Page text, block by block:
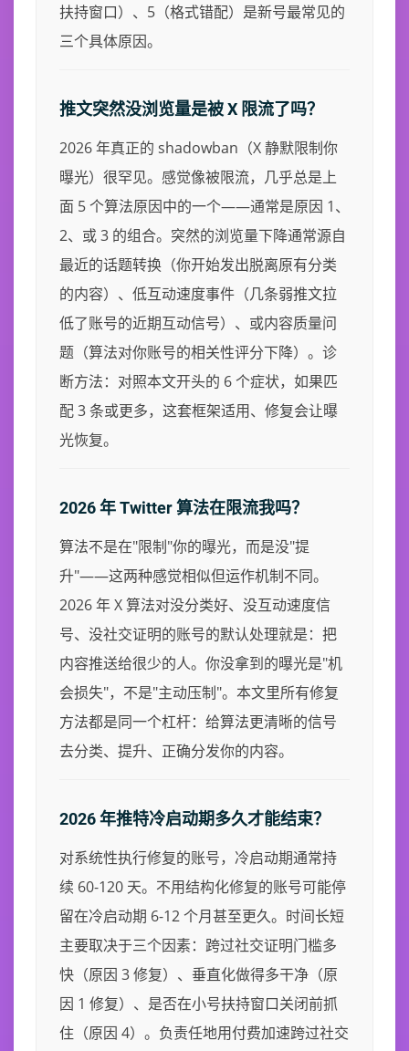
扶持窗口）、5（格式错配）是新号最常见的
三个具体原因。
推文突然没浏览量是被 X 限流了吗？
2026 年真正的 shadowban（X 静默限制你
曝光）很罕见。感觉像被限流，几乎总是上
面 5 个算法原因中的一个——通常是原因 1、
2、或 3 的组合。突然的浏览量下降通常源自
最近的话题转换（你开始发出脱离原有分类
的内容）、低互动速度事件（几条弱推文拉
低了账号的近期互动信号）、或内容质量问
题（算法对你账号的相关性评分下降）。诊
断方法：对照本文开头的 6 个症状，如果匹
配 3 条或更多，这套框架适用、修复会让曝
光恢复。
2026 年 Twitter 算法在限流我吗？
算法不是在"限制"你的曝光，而是没"提
升"——这两种感觉相似但运作机制不同。
2026 年 X 算法对没分类好、没互动速度信
号、没社交证明的账号的默认处理就是：把
内容推送给很少的人。你没拿到的曝光是"机
会损失"，不是"主动压制"。本文里所有修复
方法都是同一个杠杆：给算法更清晰的信号
去分类、提升、正确分发你的内容。
2026 年推特冷启动期多久才能结束？
对系统性执行修复的账号，冷启动期通常持
续 60-120 天。不用结构化修复的账号可能停
留在冷启动期 6-12 个月甚至更久。时间长短
主要取决于三个因素：跨过社交证明门槛多
快（原因 3 修复）、垂直化做得多干净（原
因 1 修复）、是否在小号扶持窗口关闭前抓
住（原因 4）。负责任地用付费加速跨过社交